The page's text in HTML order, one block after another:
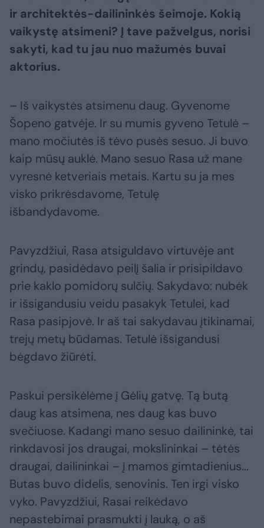
ir architektės-dailininkės šeimoje. Kokią
vaikystę atsimeni? Į tave pažvelgus, norisi
sakyti, kad tu jau nuo mažumės buvai
aktorius.
– Iš vaikystės atsimenu daug. Gyvenome
Šopeno gatvėje. Ir su mumis gyveno Tetulė –
mano močiutės iš tėvo pusės sesuo. Ji buvo
kaip mūsų auklė. Mano sesuo Rasa už mane
vyresnė ketveriais metais. Kartu su ja mes
visko prikrėsdavome, Tetulę
išbandydavome.
Pavyzdžiui, Rasa atsiguldavo virtuvėje ant
grindų, pasidėdavo peilį šalia ir prisipildavo
prie kaklo pomidorų sulčių. Sakydavo: nubėk
ir išsigandusiu veidu pasakyk Tetulei, kad
Rasa pasipjovė. Ir aš tai sakydavau įtikinamai,
trejų metų būdamas. Tetulė išsigandusi
bėgdavo žiūrėti.
Paskui persikėlėme į Gėlių gatvę. Tą butą
daug kas atsimena, nes daug kas buvo
svečiuose. Kadangi mano sesuo dailininkė, tai
rinkdavosi jos draugai, mokslininkai – tėtės
draugai, dailininkai – į mamos gimtadienius...
Butas buvo didelis, senovinis. Ten irgi visko
vyko. Pavyzdžiui, Rasai reikėdavo
nepastebimai prasmukti į lauką, o aš